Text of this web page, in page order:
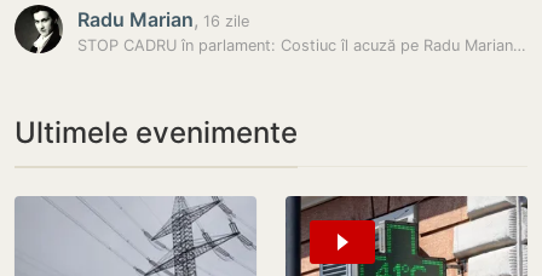
Radu Marian, 16 zile
STOP CADRU în parlament: Costiuc îl acuză pe Radu Marian că și-ar fi…
Ultimele evenimente